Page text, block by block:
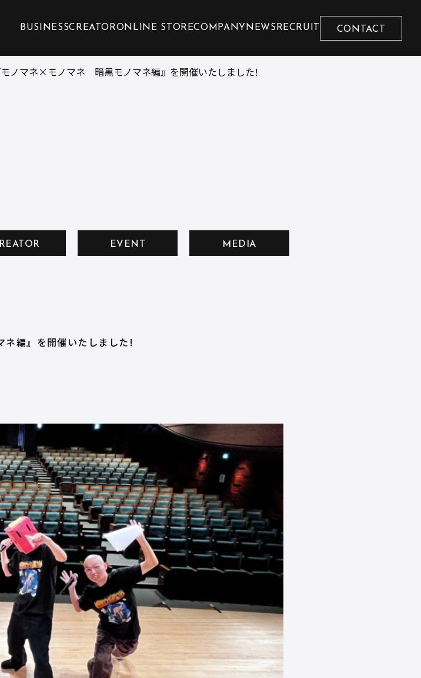
BUSINESSCREATORONLINE STORECOMPANY NEWS RECRUIT CONTACT
モノマネ×モノマネ 暗黒モノマネ編』を開催いたしました!
EVENT MEDIA
編』を開催いたしました!